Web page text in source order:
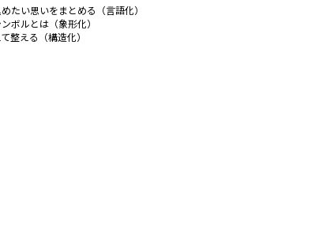
たい思いをまとめる（言語化）
ボルとは（象形化）
整える（構造化）